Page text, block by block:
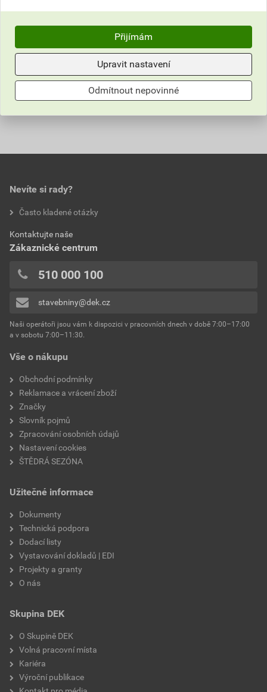
Vyberte si prodejnu
Dostupné jen v (1) prodejně
ks
Do košíku
70,00 Kč celkem s DPH
Vše o nákupu
Obchodní podmínky
Reklamace a vrácení zboží
Značky
Slovník pojmů
Zpracování osobních údajů
Nastavení cookies
ŠTĚDRÁ SEZÓNA
Užitečné informace
Dokumenty
Technická podpora
Dodací listy
Vystavování dokladů | EDI
Projekty a granty
O nás
Skupina DEK
O Skupině DEK
Volná pracovní místa
Kariéra
Výroční publikace
Nevíte si rady?
Často kladené otázky
Kontaktujte naše
Zákaznické centrum
510 000 100
stavebniny@dek.cz
Naši operátoři jsou vám k dispozici v pracovních dnech v době 7:00–17:00
a v sobotu 7:00–11:30.
Přijímám
Upravit nastavení
Odmítnout nepovinné